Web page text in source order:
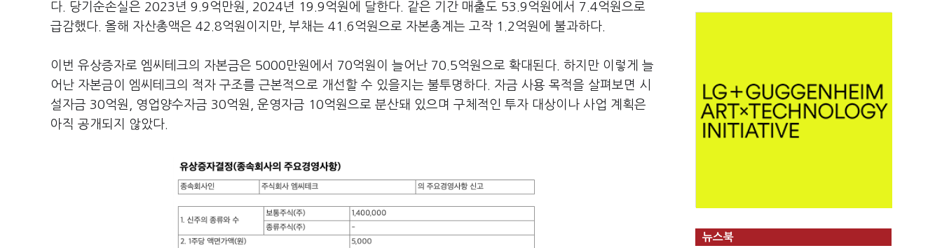
다. 당기순손실은 2023년 9.9억만원, 2024년 19.9억원에 달한다. 같은 기간 매출도 53.9억원에서 7.4억원으로
급감했다. 올해 자산총액은 42.8억원이지만, 부채는 41.6억원으로 자본총계는 고작 1.2억원에 불과하다.
이번 유상증자로 엠씨테크의 자본금은 5000만원에서 70억원이 늘어난 70.5억원으로 확대된다. 하지만 이렇게 늘
어난 자본금이 엠씨테크의 적자 구조를 근본적으로 개선할 수 있을지는 불투명하다. 자금 사용 목적을 살펴보면 시
설자금 30억원, 영업양수자금 30억원, 운영자금 10억원으로 분산돼 있으며 구체적인 투자 대상이나 사업 계획은
아직 공개되지 않았다.
뉴스북